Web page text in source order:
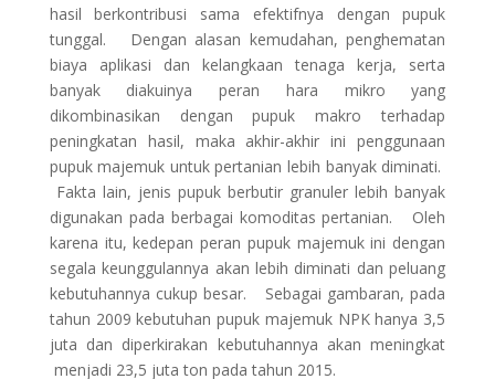
hasil berkontribusi sama efektifnya dengan pupuk
tunggal. Dengan alasan kemudahan, penghematan
biaya aplikasi dan kelangkaan tenaga kerja, serta
banyak diakuinya peran hara mikro yang
dikombinasikan dengan pupuk makro terhadap
peningkatan hasil, maka akhir-akhir ini penggunaan
pupuk majemuk untuk pertanian lebih banyak diminati.
Fakta lain, jenis pupuk berbutir granuler lebih banyak
digunakan pada berbagai komoditas pertanian. Oleh
karena itu, kedepan peran pupuk majemuk ini dengan
segala keunggulannya akan lebih diminati dan peluang
kebutuhannya cukup besar. Sebagai gambaran, pada
tahun 2009 kebutuhan pupuk majemuk NPK hanya 3,5
juta dan diperkirakan kebutuhannya akan meningkat
menjadi 23,5 juta ton pada tahun 2015.